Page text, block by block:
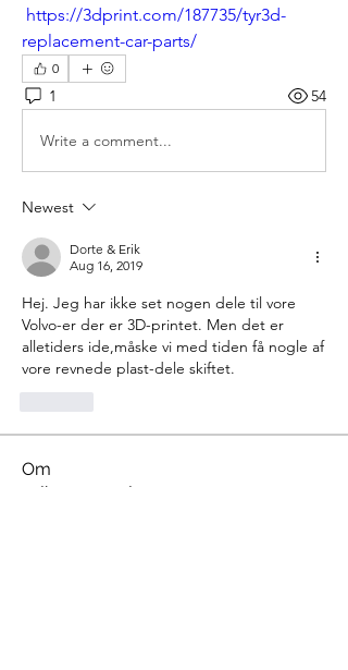
https://3dprint.com/187735/tyr3d-
replacement-car-parts/
0
1 54
Write a comment...
Newest
Dorte & Erik
Aug 16, 2019
Hej. Jeg har ikke set nogen dele til vore
Volvo-er der er 3D-printet. Men det er
alletiders ide,måske vi med tiden få nogle af
vore revnede plast-dele skiftet.
Om
Velkommen til gruppen! Opret